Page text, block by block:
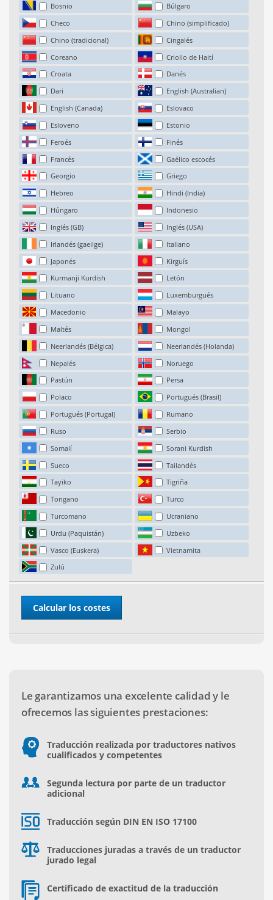
Bosnio
Búlgaro
Checo
Chino (simplificado)
Chino (tradicional)
Cingalés
Coreano
Criollo de Haití
Croata
Danés
Dari
English (Australian)
English (Canada)
Eslovaco
Esloveno
Estonio
Feroés
Finés
Francés
Gaélico escocés
Georgio
Griego
Hebreo
Hindi (India)
Húngaro
Indonesio
Inglés (GB)
Inglés (USA)
Irlandés (gaeilge)
Italiano
Japonés
Kirguís
Kurmanji Kurdish
Letón
Lituano
Luxemburgués
Macedonio
Malayo
Maltés
Mongol
Neerlandés (Bélgica)
Neerlandés (Holanda)
Nepalés
Noruego
Pastún
Persa
Polaco
Portugués (Brasil)
Portugués (Portugal)
Rumano
Ruso
Serbio
Somalí
Sorani Kurdish
Sueco
Tailandés
Tayiko
Tigriña
Tongano
Turco
Turcomano
Ucraniano
Urdu (Paquistán)
Uzbeko
Vasco (Euskera)
Vietnamita
Zulú
Le garantizamos una excelente calidad y le
ofrecemos las siguientes prestaciones:
Traducción realizada por traductores nativos
cualificados y competentes
Segunda lectura por parte de un traductor
adicional
Traducción según DIN EN ISO 17100
Traducciones juradas a través de un traductor
jurado legal
Certificado de exactitud de la traducción